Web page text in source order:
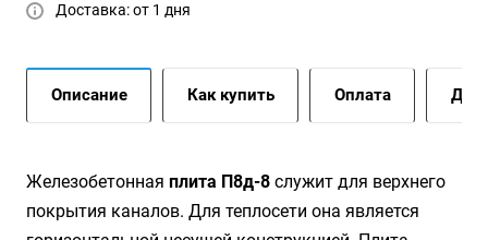
Доставка: от 1 дня
Описание Как купить Оплата
Железобетонная плита П8д-8 служит для верхнего
покрытия каналов. Для теплосети она является